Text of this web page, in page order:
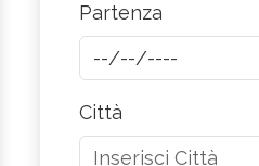
Partenza
Città